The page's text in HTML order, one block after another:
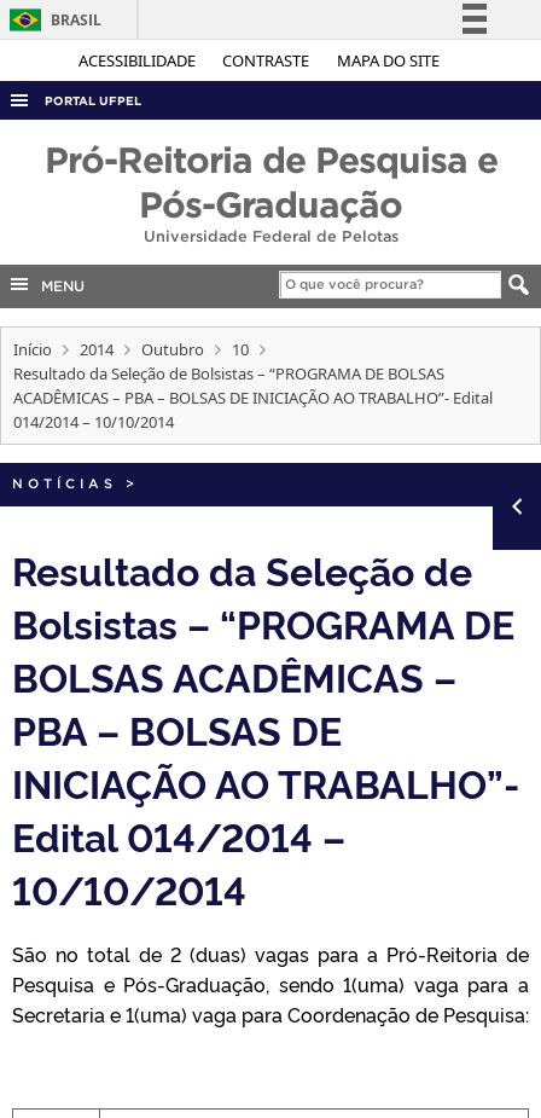
ACESSIBILIDADE CONTRASTE MAPA DO SITE
BRASIL
Simplifique!
Acesso à informação
Legislação
Canais
PORTAL UFPEL
CONCURSOS
EDITAIS
INTERNACIONAL
OUVIDORIA
PORTARIAS
Pró-Reitoria de Pesquisa e
Pós-Graduação
Universidade Federal de Pelotas
MENU
Início 2014 Outubro
10
Resultado da Seleção de Bolsistas – “PROGRAMA DE BOLSAS
ACADÊMICAS – PBA – BOLSAS DE INICIAÇÃO AO TRABALHO”- Edital
014/2014 – 10/10/2014
NOTÍCIAS >
Resultado da Seleção de
Bolsistas – “PROGRAMA DE
BOLSAS ACADÊMICAS –
PBA – BOLSAS DE
INICIAÇÃO AO TRABALHO”-
Edital 014/2014 –
10/10/2014
São no total de 2 (duas) vagas para a Pró-Reitoria de
Pesquisa e Pós-Graduação, sendo 1(uma) vaga para a
Secretaria e 1(uma) vaga para Coordenação de Pesquisa: